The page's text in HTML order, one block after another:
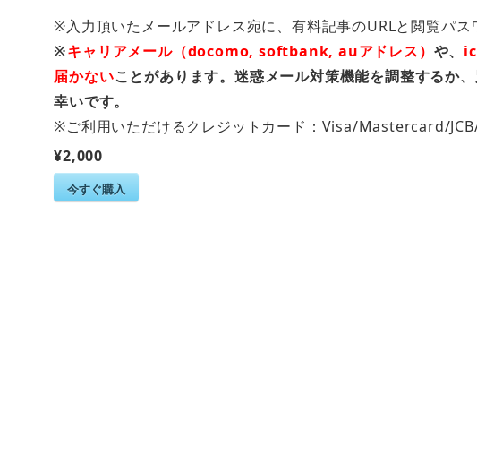
※入力頂いたメールアドレス宛に、有料記事のURLと閲覧パス
※キャリアメール（docomo, softbank, auアドレス） や、
届かないことがあります。 迷惑メール対策機能を調整するか
幸いです。
※ご利用いただけるクレジットカード：Visa/Mastercard/
¥2,000
今すぐ購入